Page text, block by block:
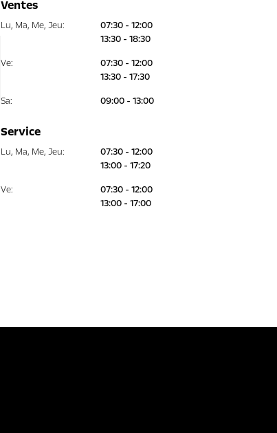
Ventes
Lu, Ma, Me, Jeu:
07:30 - 12:00
13:30 - 18:30
Ve:
07:30 - 12:00
13:30 - 17:30
Sa: 09:00 - 13:00
Service
Lu, Ma, Me, Jeu:
07:30 - 12:00
13:00 - 17:20
Ve:
07:30 - 12:00
13:00 - 17:00